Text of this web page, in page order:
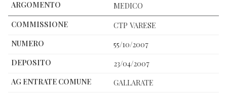
MEDICO
CTP VARESE
55/10/2007
23/04/2007
GALLARATE